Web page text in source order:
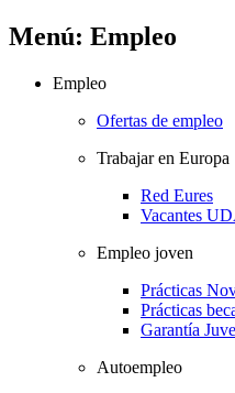
Menú: Empleo
Empleo
Ofertas de empleo
Trabajar en Europa
Red Eures
Vacantes
Empleo joven
Prácticas
Prácticas
Garantía
Autoempleo